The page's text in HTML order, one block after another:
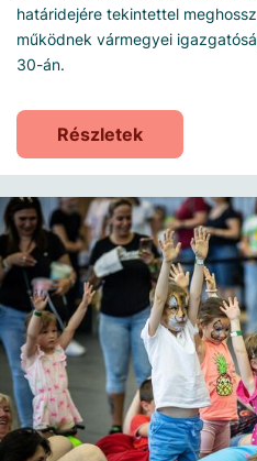
határidejére tekintettel
működnek vármegyei
30-án.
Részletek